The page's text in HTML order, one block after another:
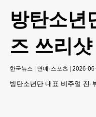
방탄소년
즈 쓰리샷
한국뉴스 | 연예·스포츠 | 2026-
방탄소년단 대표 비주얼 진·